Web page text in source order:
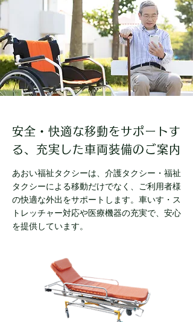
安全・快適な移動をサポートす
る、充実した車両装備のご案内
あおい福祉タクシーは、介護タクシー・福祉
タクシーによる移動だけでなく、ご利用者様
の快適な外出をサポートします。車いす・ス
トレッチャー対応や医療機器の充実で、安心
を提供しています。